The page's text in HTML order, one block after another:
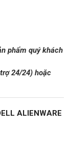
phẩm quý khách
24/24)hoặc
ALIENWARE